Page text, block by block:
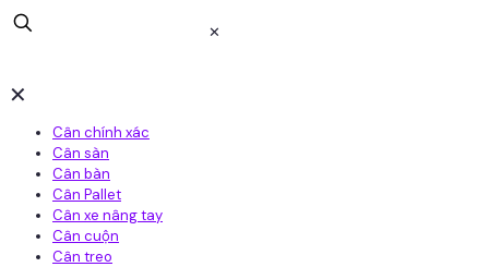
✕
✕
Cân chính xác
Cân sàn
Cân bàn
Cân Pallet
Cân xe nâng tay
Cân cuộn
Cân treo